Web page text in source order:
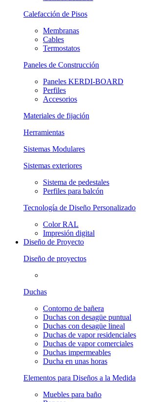
Calefacción de Pisos
Membranas
Cables
Termostatos
Paneles de Construcción
Paneles KERDI-BOARD
Perfiles
Accesorios
Materiales de fijación
Herramientas
Sistemas Modulares
Sistemas exteriores
Sistema de pedestales
Perfiles para balcón
Tecnología de Diseño Personalizado
Color RAL
Impresión digital
Diseño de Proyecto
Diseño de proyectos
Duchas
Contorno de bañera
Duchas con desagüe puntual
Duchas con desagüe lineal
Duchas de vapor residenciales
Duchas de vapor comerciales
Duchas impermeables
Ducha en unas horas
Elementos para Diseños a la Medida
Muebles para baño